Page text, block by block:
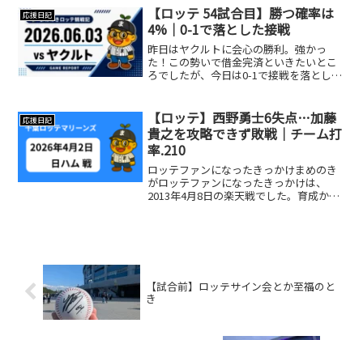
れ……。繋がりました🙏そして、My fav
サム・ロング...
応援日記
【ロッテ 54試合目】勝つ確率は
4%｜0-1で落とした接戦
昨日はヤクルトに会心の勝利。強かっ
た！この勢いで借金完済といきたいとこ
ろでしたが、今日は0-1で接戦を落としま
ッテ打線も最後まで追いつくことができ
ませんでした。サイ...
応援日記
【ロッテ】西野勇士6失点…加藤
貴之を攻略できず敗戦｜チーム打
率.210
ロッテファンになったきっかけまめのき
がロッテファンになったきっかけは、
2013年4月8日の楽天戦でした。育成から
【試合前】ロッテサイン会とか至福のと
き